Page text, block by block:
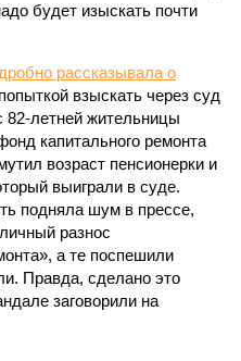
будет изыскать почти
рассказывала о
взыскать через суд
82-летней жительницы
капитального ремонта
возраст пенсионерки и
выиграли в суде.
подняла шум в прессе,
разнос
а те поспешили
Правда, сделано это
заговорили на